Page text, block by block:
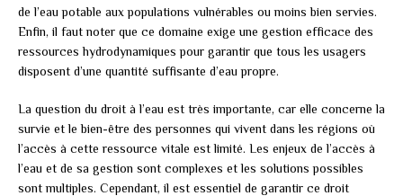
de l’eau potable aux populations vulnérables ou moins bien servies.
Enfin, il faut noter que ce domaine exige une gestion efficace des
ressources hydrodynamiques pour garantir que tous les usagers
disposent d’une quantité suffisante d’eau propre.
La question du droit à l’eau est très importante, car elle concerne la
survie et le bien-être des personnes qui vivent dans les régions où
l’accès à cette ressource vitale est limité. Les enjeux de l’accès à
l’eau et de sa gestion sont complexes et les solutions possibles
sont multiples. Cependant, il est essentiel de garantir ce droit